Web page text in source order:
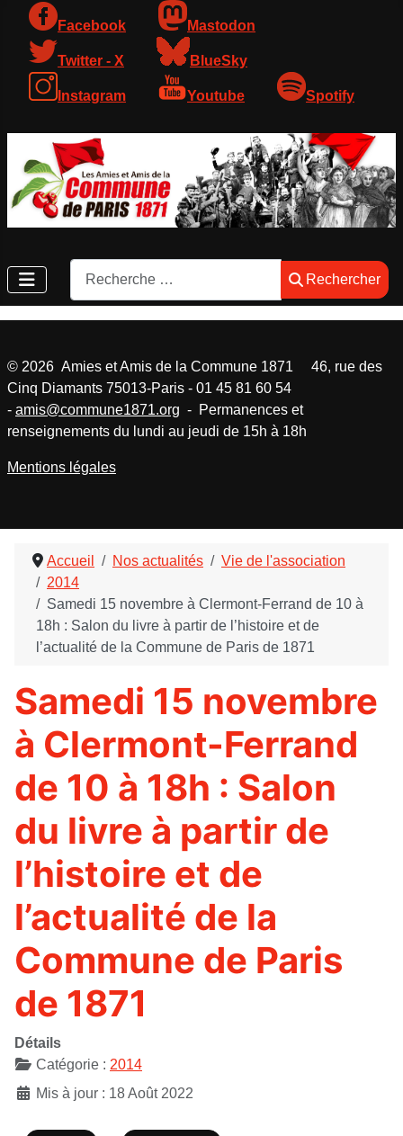
Facebook Mastodon
Twitter - X BlueSky
Instagram Youtube Spotify
Rechercher
Rechercher
Accueil Nos actualités
Vie de l'association
2014
Samedi 15 novembre à Clermont-Ferrand de 10 à
18h : Salon du livre à partir de l’histoire et de
l’actualité de la Commune de Paris de 1871
Samedi 15 novembre
à Clermont-Ferrand
de 10 à 18h : Salon
du livre à partir de
l’histoire et de
l’actualité de la
Commune de Paris
de 1871
Détails
Catégorie : 2014
Mis à jour : 18 Août 2022
© 2026 Amies et Amis de la Commune 1871 46, rue des
Cinq Diamants 75013-Paris - 01 45 81 60 54
- amis@commune1871.org - Permanences et
renseignements du lundi au jeudi de 15h à 18h
Mentions légales